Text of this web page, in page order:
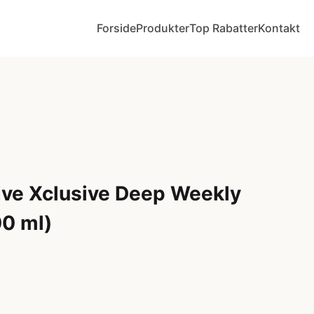
ForsideProdukterTop RabatterKontakt
Xclusive Deep Weekly
ml)